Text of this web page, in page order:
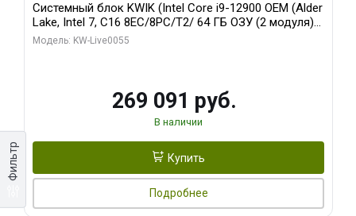
Фильтр
Системный блок KWIK (Intel Core i9-12900 OEM (Alder
Lake, Intel 7, C16 8EC/8PC/T2/ 64 ГБ ОЗУ (2 модуля)/
MSI RTX5080 SHADOW 3X OC 16GB GDDR7 256bit 3xDP
Модель: KW-Live0055
269 091 руб.
В наличии
Купить
Подробнее